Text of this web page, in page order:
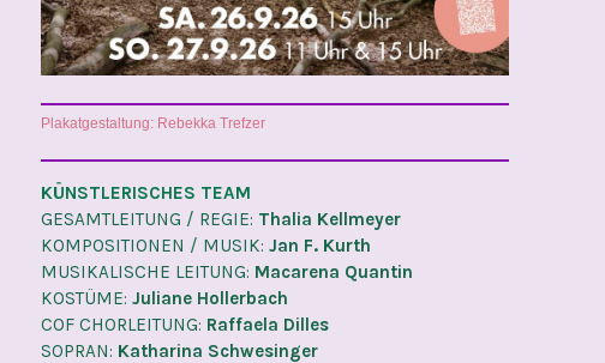
Plakatgestaltung: Rebekka Trefzer
KÜNSTLERISCHES TEAM
GESAMTLEITUNG / REGIE: Thalia Kellmeyer
KOMPOSITIONEN / MUSIK: Jan F. Kurth
MUSIKALISCHE LEITUNG: Macarena Quantin
KOSTÜME: Juliane Hollerbach
COF CHORLEITUNG: Raffaela Dilles
SOPRAN: Katharina Schwesinger